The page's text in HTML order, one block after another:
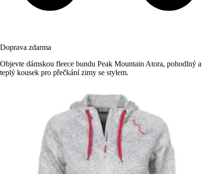
Doprava zdarma
Objevte dámskou fleece bundu Peak Mountain Atora, pohodlný a
teplý kousek pro přečkání zimy se stylem.